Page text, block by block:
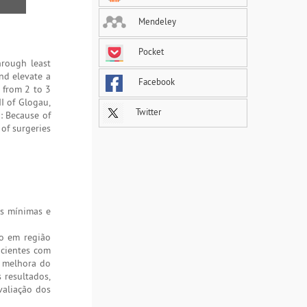
least
elevate a
2 to 3
of Glogau,
of
surgeries
mínimas e
em região
com
do
resultados,
dos
Mendeley
Pocket
Facebook
Twitter